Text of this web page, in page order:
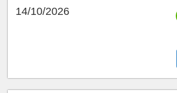
14/10/2026